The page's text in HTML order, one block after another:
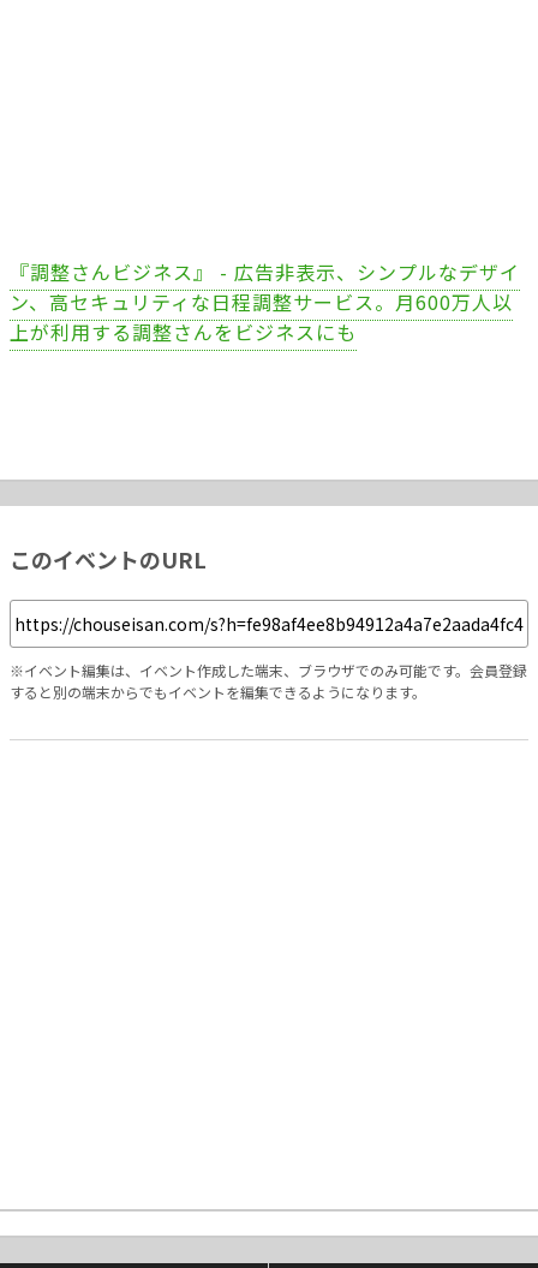
『調整さんビジネス』 - 広告非表示、シンプルなデザイ
ン、高セキュリティな日程調整サービス。月600万人以
上が利用する調整さんをビジネスにも
このイベントのURL
※イベント編集は、イベント作成した端末、ブラウザでのみ可能です。会員登録
すると別の端末からでもイベントを編集できるようになります。